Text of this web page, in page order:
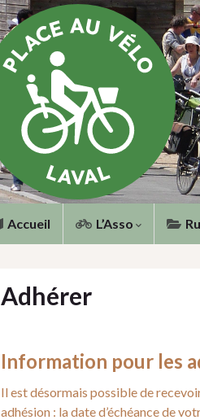
Accueil L’Asso
Adhérer
Information pour les
Il est désormais possible de
adhésion : la date d’échéance de